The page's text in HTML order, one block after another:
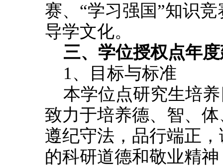
赛、“学习强国”知识
导学文化。
三、学位授权点年
1、目标与标准
本学位点研究生培
致力于培养德、智、
遵纪守法，品行端正
的科研道德和敬业精